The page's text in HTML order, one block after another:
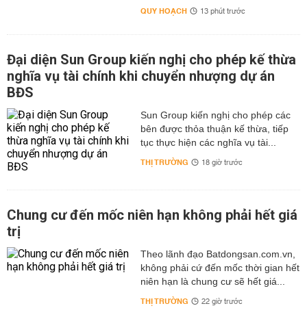
Phẩm Tiết Kiệm Đặc Biệt: HDBank còn cung cấp các sản
chương trình ưu đãi khác cho khách hàng thân thiết.
Các Yếu Tố Ảnh Hưởng Đến Lãi Suất Ngân Hàng
HDBank
Lãi suất ngân hàng không cố định mà có sự điều chỉnh
theo thời gian, chịu ảnh hưởng bởi nhiều yếu tố:
Chính
Sách Tiền Tệ Của Ngân Hàng Nhà Nước: Ngân hàng
Nhà nước có vai trò quan trọng trong việc điều tiết lãi
suất trên thị trường. Khi lãi suất điều hành thay đổi,
HDBank cũng sẽ điều chỉnh lãi suất huy động và cho vay
lãi suất để duy trì giá trị thực của tiền gửi và thu hút
khách hàng.
luôn phải điều chỉnh lãi suất để giữ chân khách hàng
trước sự cạnh tranh của các ngân hàng thương mại
khác như Vietcombank, ACB, Techcombank... Thời Gian
Tiền gửi kỳ hạn dài thường
Gửi tiết kiệm online có thể hưởng
QUY HOẠCH 13 phút trước
Đại diện Sun Group kiến nghị cho phép kế thừa
nghĩa vụ tài chính khi chuyển nhượng dự án
BĐS
Sun Group kiến nghị cho phép các
bên được thỏa thuận kế thừa, tiếp
tục thực hiện các nghĩa vụ tài...
THỊ TRƯỜNG 18 giờ trước
Chung cư đến mốc niên hạn không phải hết giá
trị
Theo lãnh đạo Batdongsan.com.vn,
không phải cứ đến mốc thời gian hết
niên hạn là chung cư sẽ hết giá...
THỊ TRƯỜNG 22 giờ trước